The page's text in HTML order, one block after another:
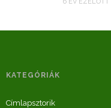
KATEGÓRIÁK
Címlapsztorik